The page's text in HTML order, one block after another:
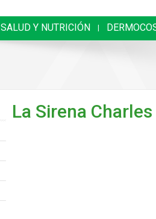
SALUD Y NUTRICIÓN
La Sirena